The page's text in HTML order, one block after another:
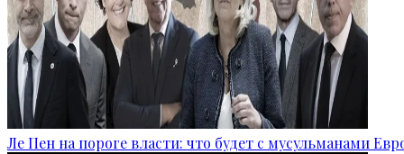
Ле Пен на пороге власти: что будет с мусульманами